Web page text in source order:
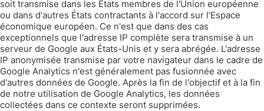
soit transmise dans les États membres de l'Union européenne
ou dans d'autres États contractants à l'accord sur l'Espace
économique européen. Ce n'est que dans des cas
exceptionnels que l'adresse IP complète sera transmise à un
serveur de Google aux États-Unis et y sera abrégée. L'adresse
IP anonymisée transmise par votre navigateur dans le cadre de
Google Analytics n'est généralement pas fusionnée avec
d'autres données de Google. Après la fin de l'objectif et à la fin
de notre utilisation de Google Analytics, les données
collectées dans ce contexte seront supprimées.